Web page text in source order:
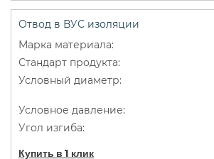
Отвод в ВУС изоляции
Купить в 1 клик